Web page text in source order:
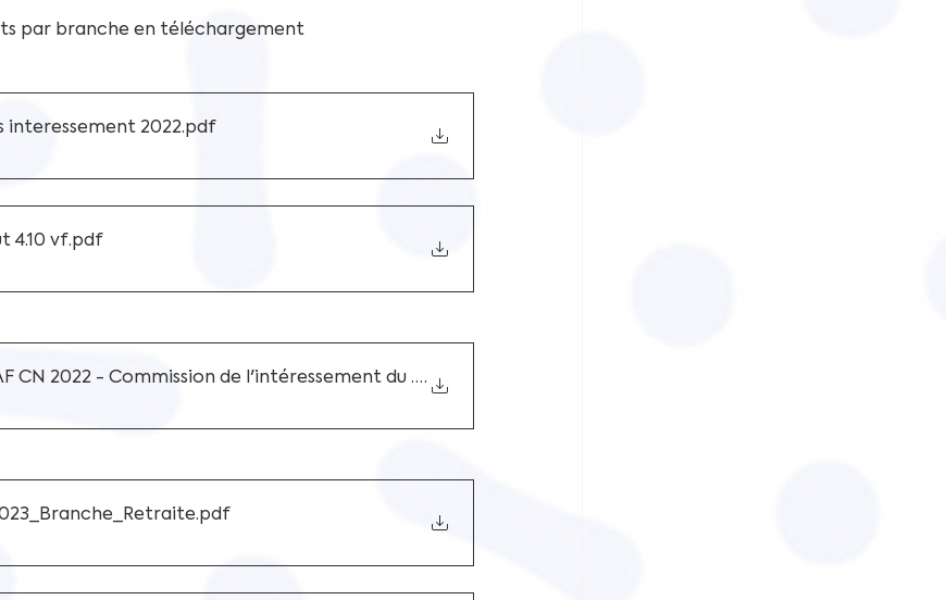
par branche en téléchargement
interessement 2022.pdf
4.10 vf.pdf
CN 2022 - Commission de l'intéressement du 11 avril 2023 (0
.
.pdf